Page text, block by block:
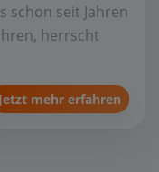
schon seit Jahren
herrscht
Jetzt mehr erfahren